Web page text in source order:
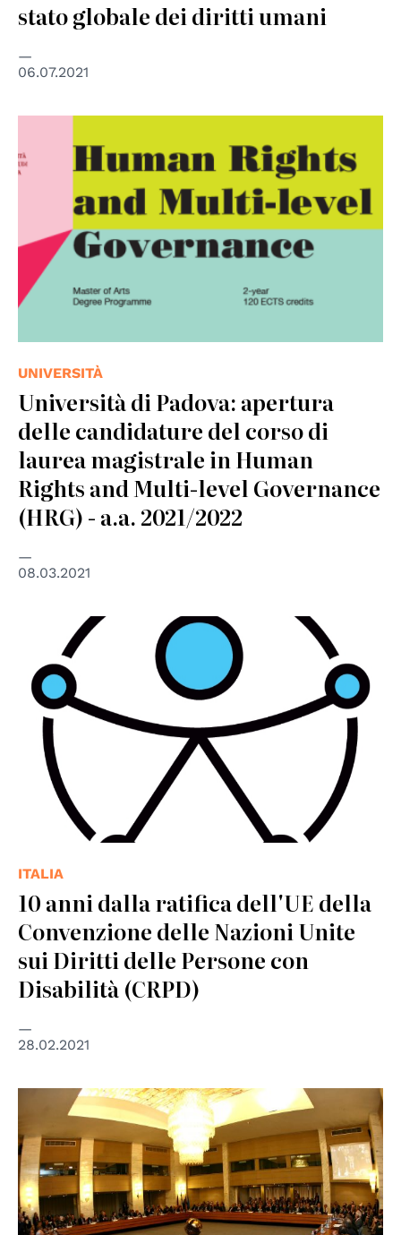
stato globale dei diritti umani
06.07.2021
UNIVERSITÀ
Università di Padova: apertura
delle candidature del corso di
laurea magistrale in Human
Rights and Multi-level Governance
(HRG) - a.a. 2021/2022
08.03.2021
ITALIA
10 anni dalla ratifica dell'UE della
Convenzione delle Nazioni Unite
sui Diritti delle Persone con
Disabilità (CRPD)
28.02.2021
© Archivio fotografico ANSA